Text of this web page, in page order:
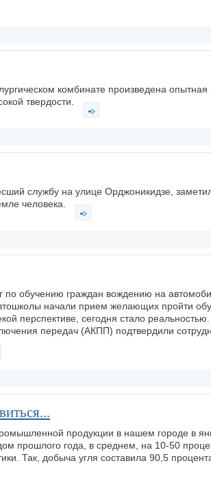
комбинате произведена
твердости.
службу на улице Орджоникидзе,
человека.
по обучению граждан вождению на
начали прием желающих пройти
перспективе, сегодня стало
передач (АКПП) подтвердили
продукции в нашем городе в
прошлого года, в среднем, на 10-50
Так, добыча угля составила 90,5